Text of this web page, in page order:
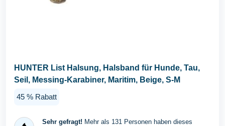
HUNTER List Halsung, Halsband für Hunde, Tau,
Seil, Messing-Karabiner, Maritim, Beige, S-M
45 % Rabatt
Sehr gefragt! Mehr als 131 Personen haben dieses